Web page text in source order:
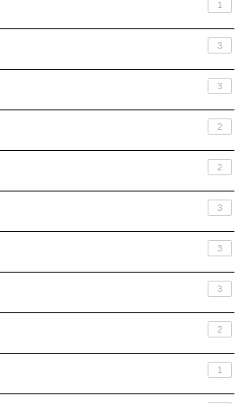
1
3
3
2
2
3
3
3
2
1